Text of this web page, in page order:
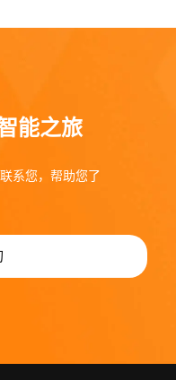
能之旅
系您，帮助您了